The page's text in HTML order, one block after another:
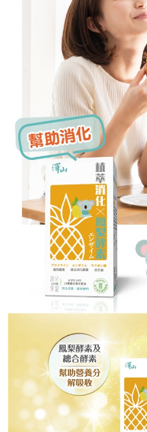
３．未成年的使用者請事先徵
「AFTEE先享後付」，若未
４．使用「AFTEE先享後付
時審查核予不同之上限額度
請求用戶進行身份認證。
５．嚴禁一人註冊多個帳號
恩沛科技股份有限公司將有權